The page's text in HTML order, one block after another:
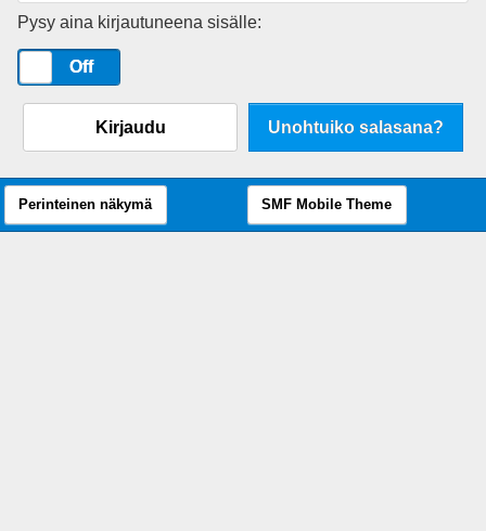
Pysy aina kirjautuneena sisälle:
Off
Kirjaudu Unohtuiko salasana?
Perinteinen näkymä SMF Mobile Theme